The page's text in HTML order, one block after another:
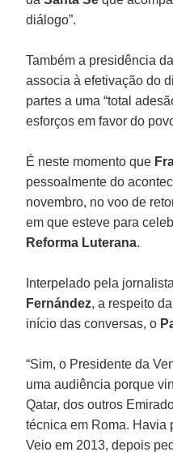
diálogo”.
Também a presidência
associa à efetivação do
partes a uma “total
esforços em favor do
É neste momento que
pessoalmente do
novembro, no voo de
em que esteve para
Reforma Luterana.
Interpelado pela
Fernández, a respeito
início das conversas, o
“Sim, o Presidente da
uma audiência porque
Qatar, dos outros
técnica em Roma. Havia
Veio em 2013, depois